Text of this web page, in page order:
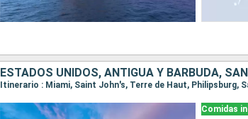
ESTADOS UNIDOS, ANTIGUA Y BARBUDA,
Comidas